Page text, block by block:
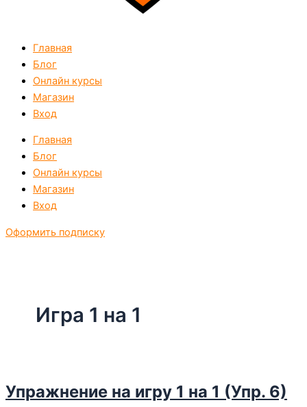
Главная
Блог
Онлайн курсы
Магазин
Вход
Главная
Блог
Онлайн курсы
Магазин
Вход
Оформить подписку
Игра 1 на 1
Упражнение на игру 1 на 1 (Упр. 6)